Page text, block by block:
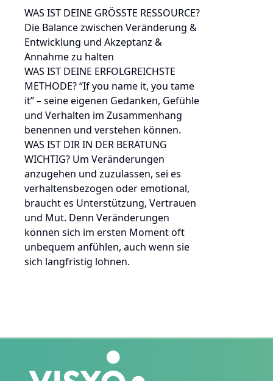
WAS IST DEINE GRÖSSTE RESSOURCE?
Die Balance zwischen Veränderung &
Entwicklung und Akzeptanz &
Annahme zu halten
WAS IST DEINE ERFOLGREICHSTE
METHODE? “If you name it, you tame
it” – seine eigenen Gedanken, Gefühle
und Verhalten im Zusammenhang
benennen und verstehen können.
WAS IST DIR IN DER BERATUNG
WICHTIG? Um Veränderungen
anzugehen und zuzulassen, sei es
verhaltensbezogen oder emotional,
braucht es Unterstützung, Vertrauen
und Mut. Denn Veränderungen
können sich im ersten Moment oft
unbequem anfühlen, auch wenn sie
sich langfristig lohnen.